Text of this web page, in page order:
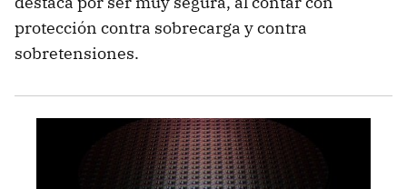
protección contra sobrecarga y contra
sobretensiones.